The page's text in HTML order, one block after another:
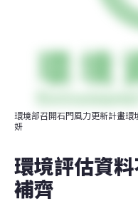
環境部召開石門風力更新計畫
妍
環境評估資
補齊